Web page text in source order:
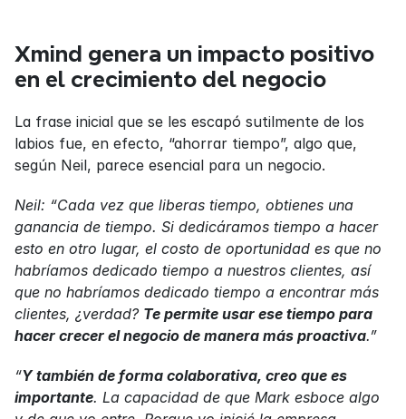
Xmind genera un impacto positivo
en el crecimiento del negocio
La frase inicial que se les escapó sutilmente de los
labios fue, en efecto, “ahorrar tiempo”, algo que,
según Neil, parece esencial para un negocio.
Neil: “Cada vez que liberas tiempo, obtienes una
ganancia de tiempo. Si dedicáramos tiempo a hacer
esto en otro lugar, el costo de oportunidad es que no
habríamos dedicado tiempo a nuestros clientes, así
que no habríamos dedicado tiempo a encontrar más
clientes, ¿verdad? Te permite usar ese tiempo para
hacer crecer el negocio de manera más proactiva.”
“Y también de forma colaborativa, creo que es
importante. La capacidad de que Mark esboce algo